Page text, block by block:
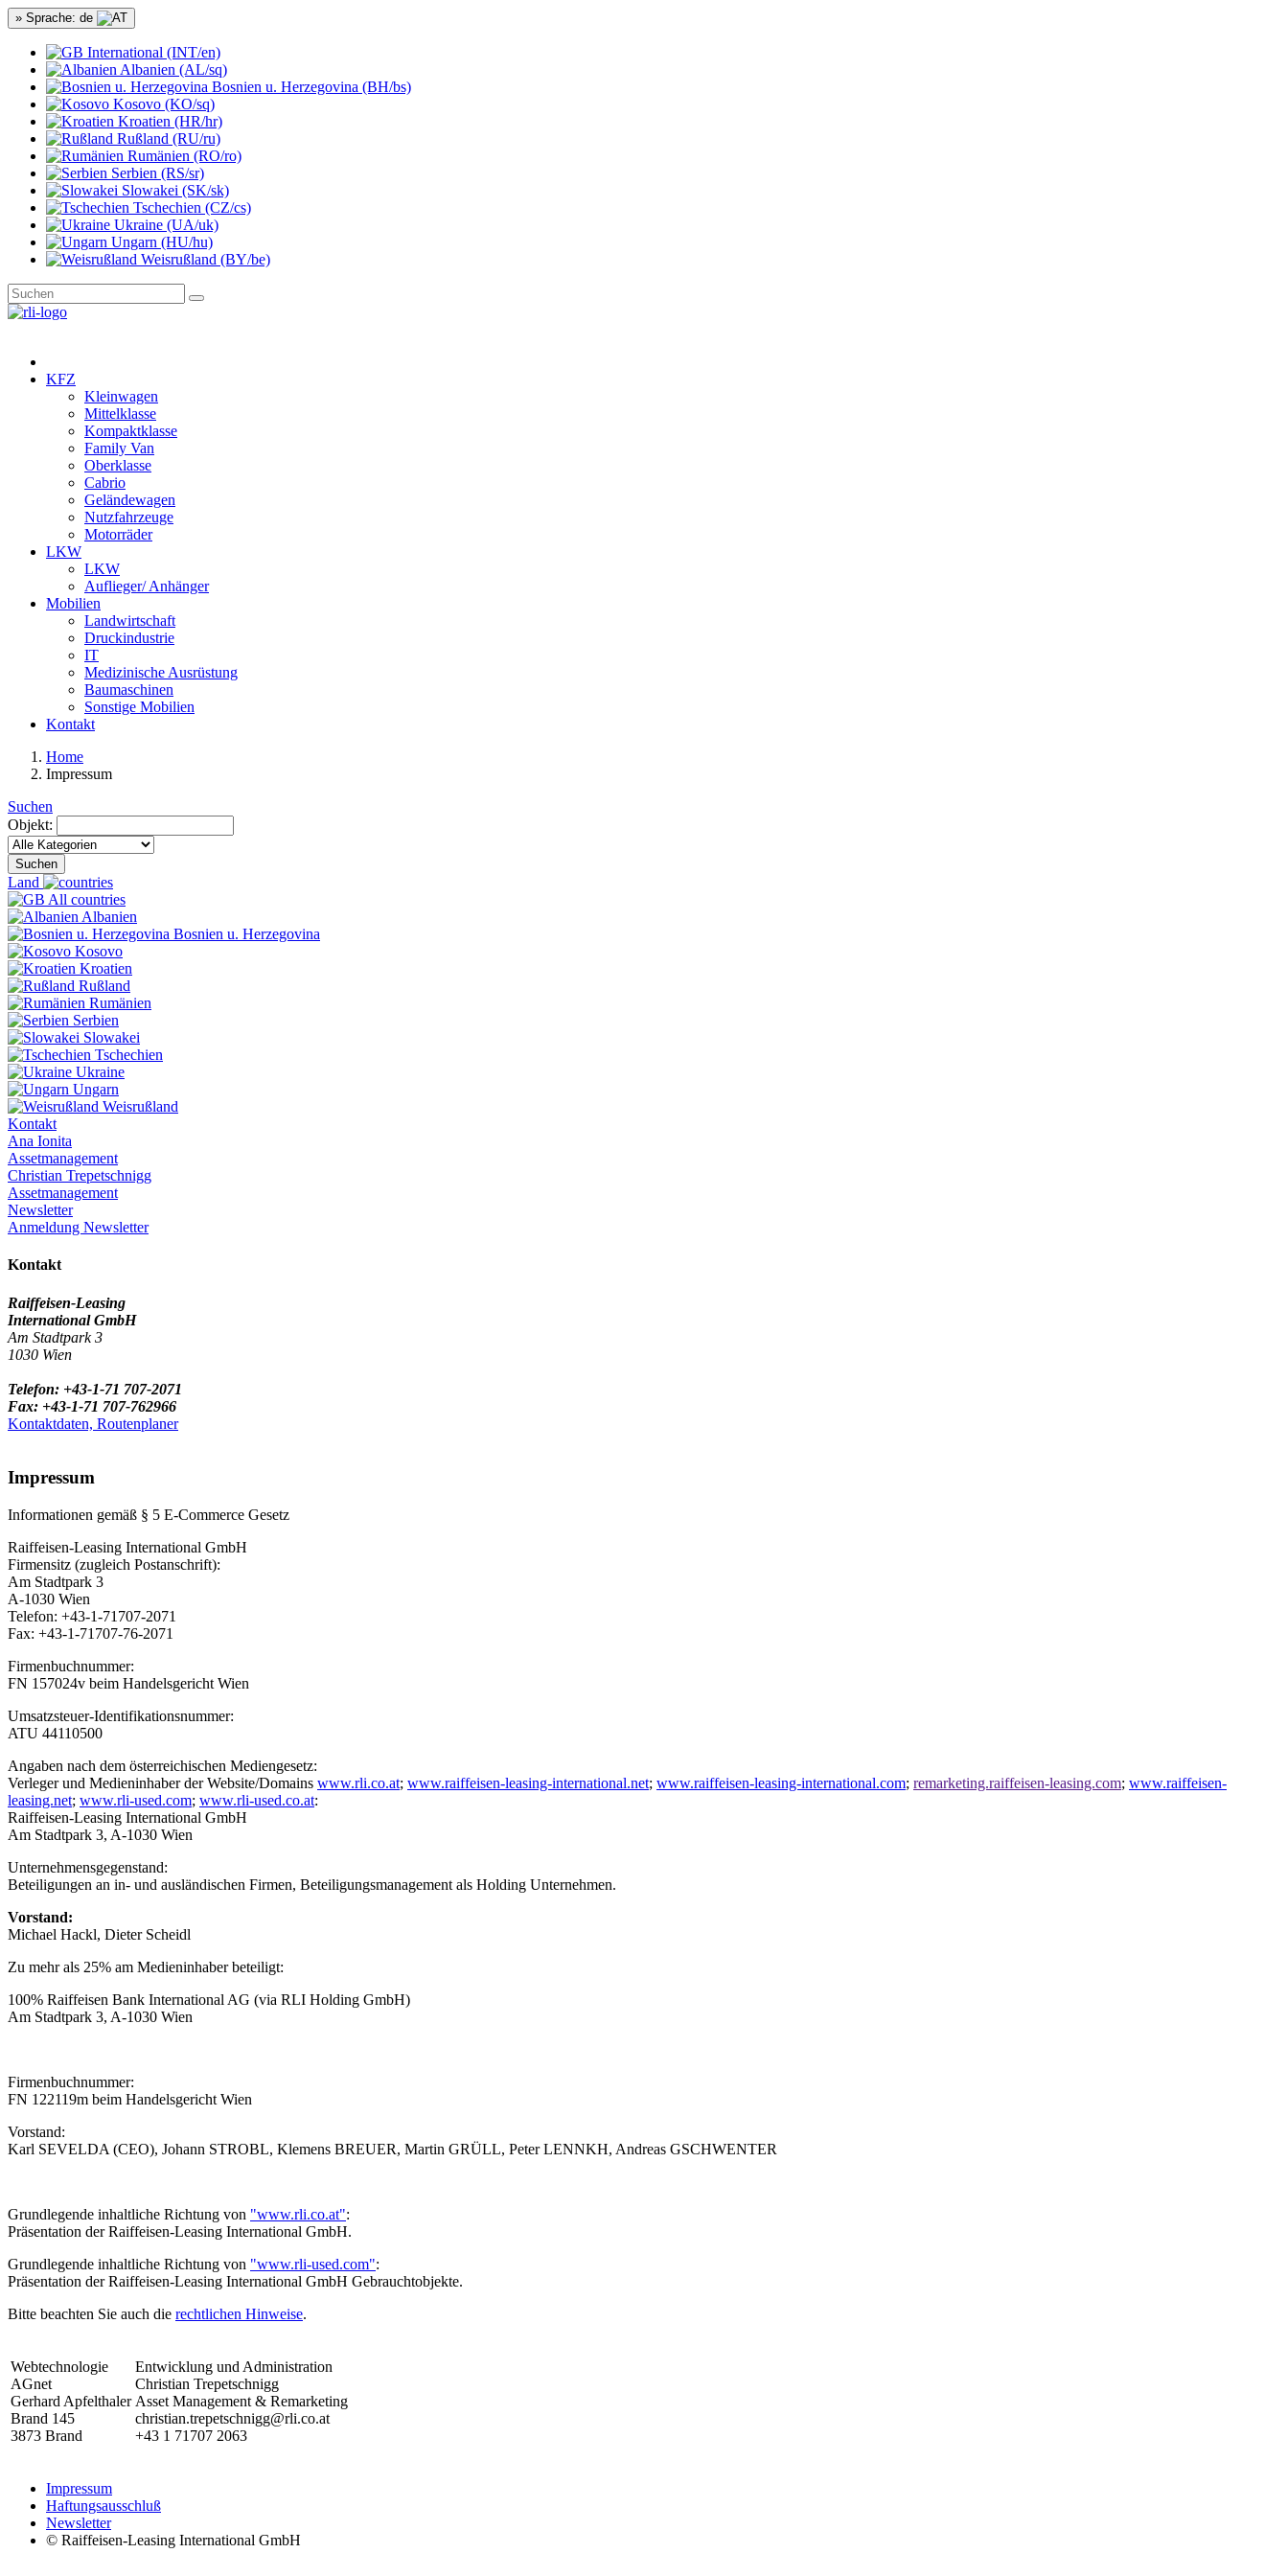
» Sprache: de
International (INT/en)
Albanien (AL/sq)
Bosnien u. Herzegovina (BH/bs)
Kosovo (KO/sq)
Kroatien (HR/hr)
Rußland (RU/ru)
Rumänien (RO/ro)
Serbien (RS/sr)
Slowakei (SK/sk)
Tschechien (CZ/cs)
Ukraine (UA/uk)
Ungarn (HU/hu)
Weisrußland (BY/be)
KFZ
Kleinwagen
Mittelklasse
Kompaktklasse
Family Van
Oberklasse
Cabrio
Geländewagen
Nutzfahrzeuge
Motorräder
LKW
LKW
Auflieger/ Anhänger
Mobilien
Landwirtschaft
Druckindustrie
IT
Medizinische Ausrüstung
Baumaschinen
Sonstige Mobilien
Kontakt
Home
Impressum
Suchen
Objekt:
Suchen
Land
All countries
Albanien
Bosnien u. Herzegovina
Kosovo
Kroatien
Rußland
Rumänien
Serbien
Slowakei
Tschechien
Ukraine
Ungarn
Weisrußland
Kontakt
Ana Ionita
Assetmanagement
Christian Trepetschnigg
Assetmanagement
Newsletter
Anmeldung Newsletter
Kontakt
Raiffeisen-Leasing
International GmbH
Am Stadtpark 3
1030 Wien
Telefon: +43-1-71 707-2071
Fax: +43-1-71 707-762966
Kontaktdaten, Routenplaner
Impressum
Informationen gemäß § 5 E-Commerce Gesetz
Raiffeisen-Leasing International GmbH
Firmensitz (zugleich Postanschrift):
Am Stadtpark 3
A-1030 Wien
Telefon: +43-1-71707-2071
Fax: +43-1-71707-76-2071
Firmenbuchnummer:
FN 157024v beim Handelsgericht Wien
Umsatzsteuer-Identifikationsnummer:
ATU 44110500
Angaben nach dem österreichischen Mediengesetz:
Verleger und Medieninhaber der Website/Domains www.rli.co.at; www.raiffeisen-leasing-international.net; www.raiffeisen-leasing-international.com; remarketing.raiffeisen-leasing.com; www.raiffeisen-
leasing.net; www.rli-used.com; www.rli-used.co.at:
Raiffeisen-Leasing International GmbH
Am Stadtpark 3, A-1030 Wien
Unternehmensgegenstand:
Beteiligungen an in- und ausländischen Firmen, Beteiligungsmanagement als Holding Unternehmen.
Vorstand:
Michael Hackl, Dieter Scheidl
Zu mehr als 25% am Medieninhaber beteiligt:
100% Raiffeisen Bank International AG (via RLI Holding GmbH)
Am Stadtpark 3, A-1030 Wien
Firmenbuchnummer:
FN 122119m beim Handelsgericht Wien
Vorstand:
Karl SEVELDA (CEO), Johann STROBL, Klemens BREUER, Martin GRÜLL, Peter LENNKH, Andreas GSCHWENTER
Grundlegende inhaltliche Richtung von "www.rli.co.at":
Präsentation der Raiffeisen-Leasing International GmbH.
Grundlegende inhaltliche Richtung von "www.rli-used.com":
Präsentation der Raiffeisen-Leasing International GmbH Gebrauchtobjekte.
Bitte beachten Sie auch die rechtlichen Hinweise.
Webtechnologie
AGnet
Gerhard Apfelthaler
Brand 145
3873 Brand
Entwicklung und Administration
Christian Trepetschnigg
Asset Management & Remarketing
christian.trepetschnigg@rli.co.at
+43 1 71707 2063
Impressum
Haftungsausschluß
Newsletter
© Raiffeisen-Leasing International GmbH